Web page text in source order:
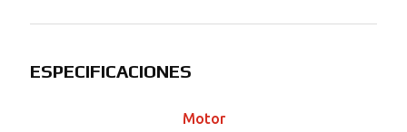
ESPECIFICACIONES
Motor